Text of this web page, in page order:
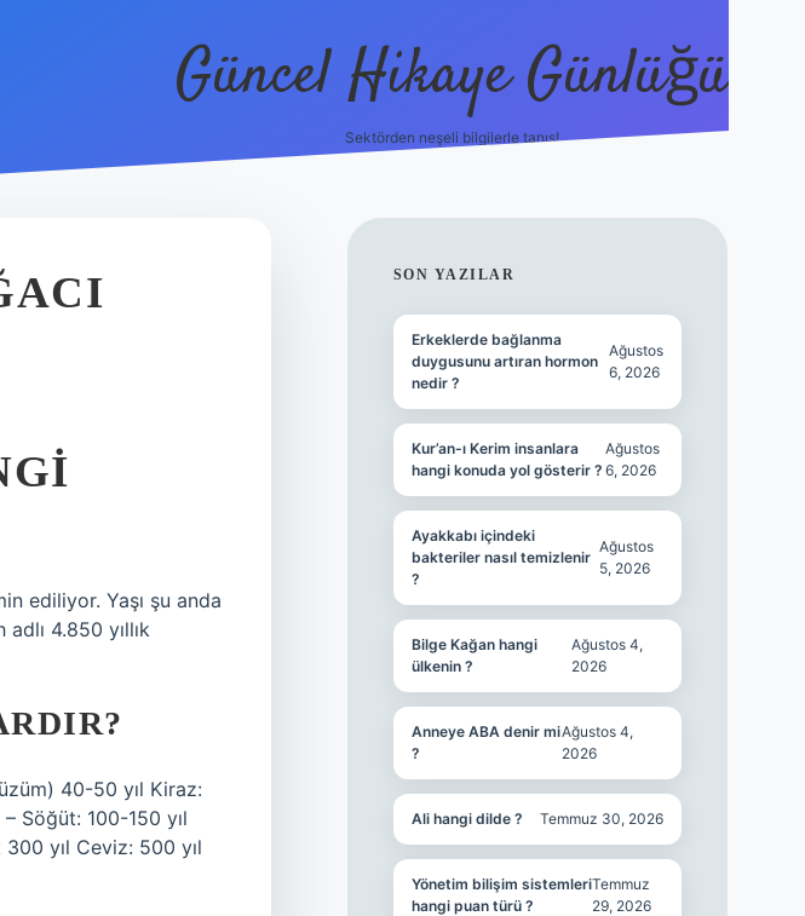
Güncel Hikaye Günlüğü
Sektörden neşeli bilgilerle tanış!
ediliyor. Yaşı şu anda
4.850 yıllık
40-50 yıl Kiraz:
Söğüt: 100-150 yıl
yıl Ceviz: 500 yıl
SIDEBAR
SON YAZILAR
Erkeklerde bağlanma
duygusunu artıran hormon
nedir ?
Ağustos
6, 2026
Kur’an-ı Kerim insanlara
hangi konuda yol gösterir ?
Ağustos
6, 2026
Ayakkabı içindeki
bakteriler nasıl temizlenir
?
Ağustos
5, 2026
Bilge Kağan hangi
ülkenin ?
Ağustos 4,
2026
Anneye ABA denir mi
?
Ağustos 4,
2026
Ali hangi dilde ? Temmuz 30, 2026
Yönetim bilişim sistemleri
hangi puan türü ?
Temmuz
29, 2026
https://